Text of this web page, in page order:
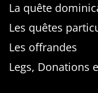
La quête
Les quêtes
Les offrandes
Legs, Donations